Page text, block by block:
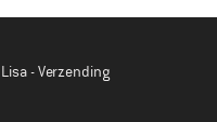
- Verzending